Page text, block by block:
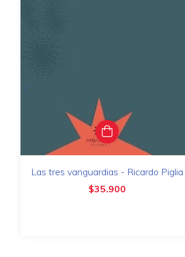
Las tres vanguardias - Ricardo Piglia
$35.900